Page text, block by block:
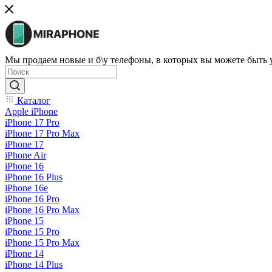
Мы продаем новые и б\у телефоны, в которых вы можете быть
Каталог
Apple iPhone
iPhone 17 Pro
iPhone 17 Pro Max
iPhone 17
iPhone Air
iPhone 16
iPhone 16 Plus
iPhone 16e
iPhone 16 Pro
iPhone 16 Pro Max
iPhone 15
iPhone 15 Pro
iPhone 15 Pro Max
iPhone 14
iPhone 14 Plus